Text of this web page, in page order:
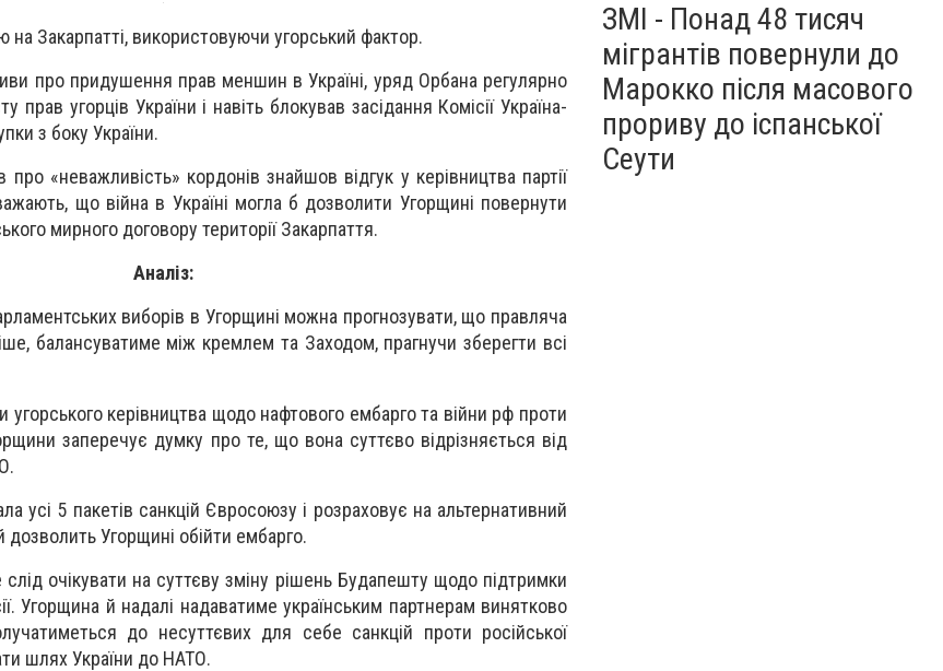
на Закарпатті, використовуючи угорський фактор.
про придушення прав меншин в Україні, уряд Орбана регулярно
прав угорців України і навіть блокував засідання Комісії Україна-
з боку України.
«неважливість» кордонів знайшов відгук у керівництва партії
що війна в Україні могла б дозволити Угорщині повернути
мирного договору території Закарпаття.
Аналіз:
виборів в Угорщині можна прогнозувати, що правляча
балансуватиме між кремлем та Заходом, прагнучи зберегти всі
керівництва щодо нафтового ембарго та війни рф проти
заперечує думку про те, що вона суттєво відрізняється від
усі 5 пакетів санкцій Євросоюзу і розраховує на альтернативний
дозволить Угорщині обійти ембарго.
очікувати на суттєву зміну рішень Будапешту щодо підтримки
Угорщина й надалі надаватиме українським партнерам винятково
до несуттєвих для себе санкцій проти російської
шлях України до НАТО.
ЗМІ - Понад 48 тисяч
мігрантів повернули до
Марокко після масового
прориву до іспанської
Сеути